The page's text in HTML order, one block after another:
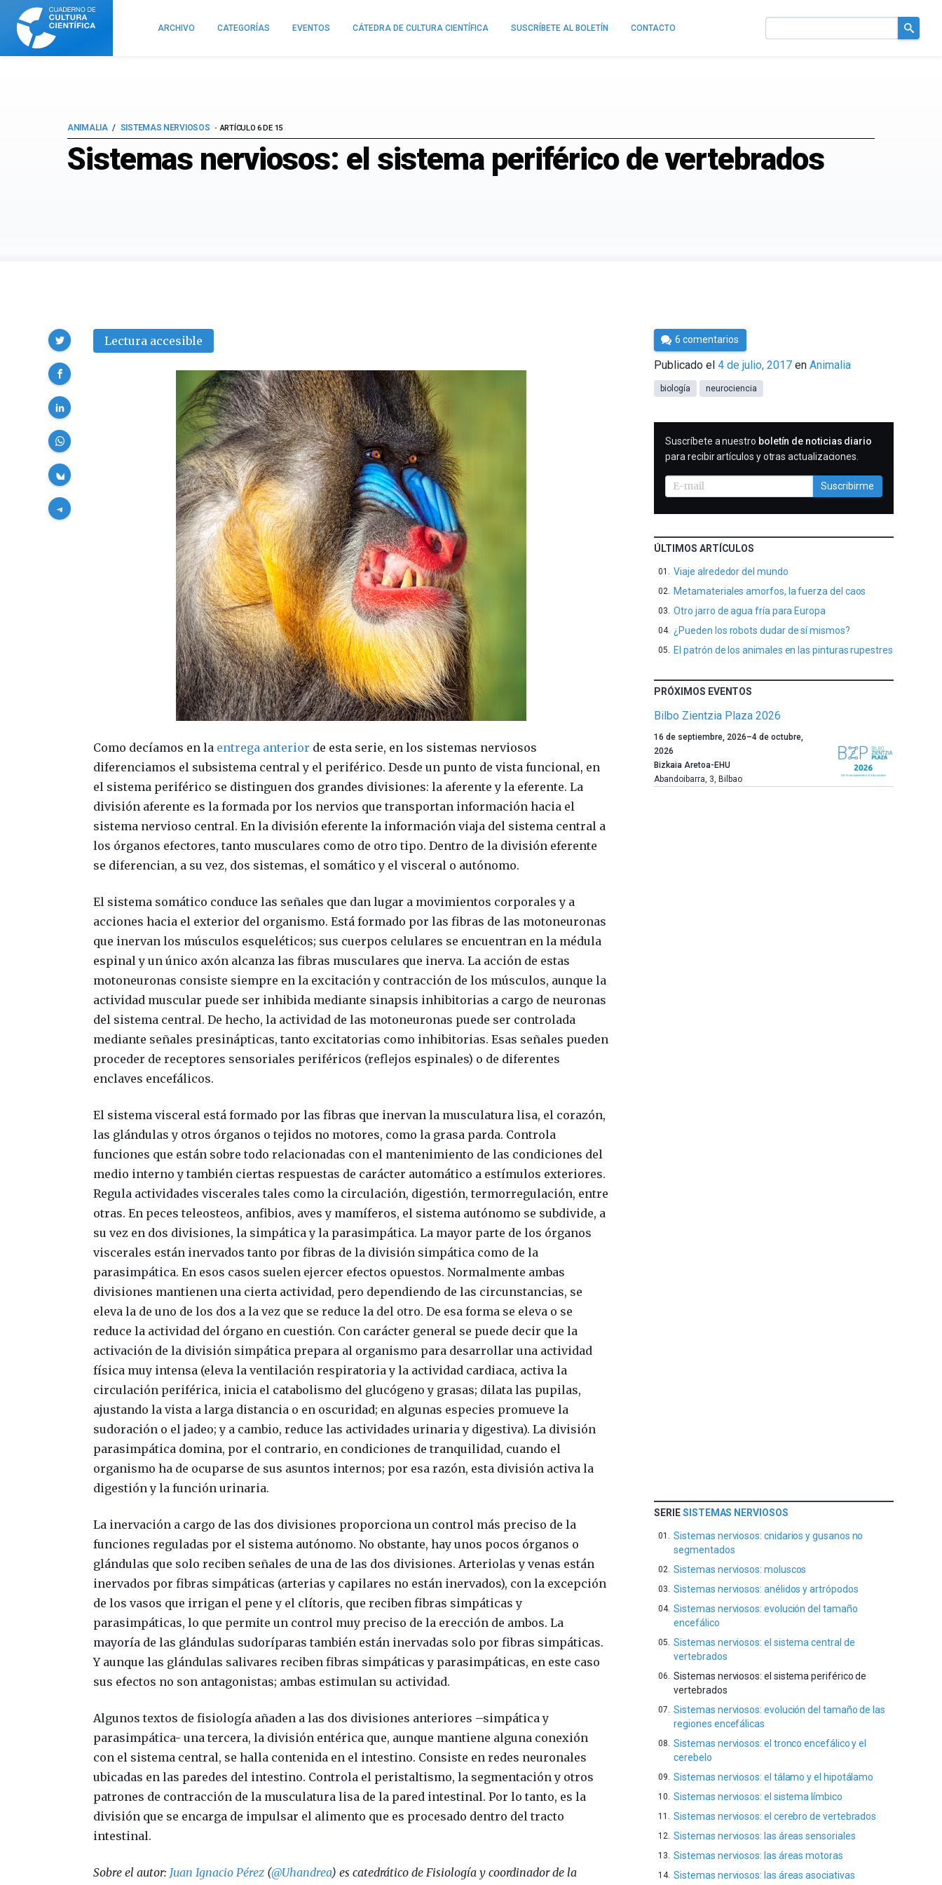
Cuaderno
Cultura
Científica
ARCHIVO CATEGORÍAS EVENTOS CÁTEDRA DE CULTURA CIENTÍFICA SUSCRÍBETE AL BOLETÍN CONTACTO
Sistemas nerviosos: el sistema periférico de vertebrados
ANIMALIA SISTEMAS NERVIOSOS ARTÍCULO 6 DE 15
Lectura accesible
Como decíamos en la entrega anterior de esta serie, en los sistemas nerviosos
diferenciamos el subsistema central y el periférico. Desde un punto de vista funcional, en
el sistema periférico se distinguen dos grandes divisiones: la aferente y la eferente. La
división aferente es la formada por los nervios que transportan información hacia el
sistema nervioso central. En la división eferente la información viaja del sistema central a
los órganos efectores, tanto musculares como de otro tipo. Dentro de la división eferente
se diferencian, a su vez, dos sistemas, el somático y el visceral o autónomo.
El sistema somático conduce las señales que dan lugar a movimientos corporales y a
acciones hacia el exterior del organismo. Está formado por las fibras de las motoneuronas
que inervan los músculos esqueléticos; sus cuerpos celulares se encuentran en la médula
espinal y un único axón alcanza las fibras musculares que inerva. La acción de estas
motoneuronas consiste siempre en la excitación y contracción de los músculos, aunque la
actividad muscular puede ser inhibida mediante sinapsis inhibitorias a cargo de neuronas
del sistema central. De hecho, la actividad de las motoneuronas puede ser controlada
mediante señales presinápticas, tanto excitatorias como inhibitorias. Esas señales pueden
proceder de receptores sensoriales periféricos (reflejos espinales) o de diferentes
enclaves encefálicos.
El sistema visceral está formado por las fibras que inervan la musculatura lisa, el corazón,
las glándulas y otros órganos o tejidos no motores, como la grasa parda. Controla
funciones que están sobre todo relacionadas con el mantenimiento de las condiciones del
medio interno y también ciertas respuestas de carácter automático a estímulos exteriores.
Regula actividades viscerales tales como la circulación, digestión, termorregulación, entre
otras. En peces teleosteos, anfibios, aves y mamíferos, el sistema autónomo se subdivide, a
su vez en dos divisiones, la simpática y la parasimpática. La mayor parte de los órganos
viscerales están inervados tanto por fibras de la división simpática como de la
parasimpática. En esos casos suelen ejercer efectos opuestos. Normalmente ambas
divisiones mantienen una cierta actividad, pero dependiendo de las circunstancias, se
eleva la de uno de los dos a la vez que se reduce la del otro. De esa forma se eleva o se
reduce la actividad del órgano en cuestión. Con carácter general se puede decir que la
activación de la división simpática prepara al organismo para desarrollar una actividad
física muy intensa (eleva la ventilación respiratoria y la actividad cardiaca, activa la
circulación periférica, inicia el catabolismo del glucógeno y grasas; dilata las pupilas,
ajustando la vista a larga distancia o en oscuridad; en algunas especies promueve la
sudoración o el jadeo; y a cambio, reduce las actividades urinaria y digestiva). La división
parasimpática domina, por el contrario, en condiciones de tranquilidad, cuando el
organismo ha de ocuparse de sus asuntos internos; por esa razón, esta división activa la
digestión y la función urinaria.
La inervación a cargo de las dos divisiones proporciona un control más preciso de la
funciones reguladas por el sistema autónomo. No obstante, hay unos pocos órganos o
glándulas que solo reciben señales de una de las dos divisiones. Arteriolas y venas están
inervados por fibras simpáticas (arterias y capilares no están inervados), con la excepción
de los vasos que irrigan el pene y el clítoris, que reciben fibras simpáticas y
parasimpáticas, lo que permite un control muy preciso de la erección de ambos. La
mayoría de las glándulas sudoríparas también están inervadas solo por fibras simpáticas.
Y aunque las glándulas salivares reciben fibras simpáticas y parasimpáticas, en este caso
sus efectos no son antagonistas; ambas estimulan su actividad.
Algunos textos de fisiología añaden a las dos divisiones anteriores –simpática y
parasimpática- una tercera, la división entérica que, aunque mantiene alguna conexión
con el sistema central, se halla contenida en el intestino. Consiste en redes neuronales
ubicadas en las paredes del intestino. Controla el peristaltismo, la segmentación y otros
patrones de contracción de la musculatura lisa de la pared intestinal. Por lo tanto, es la
división que se encarga de impulsar el alimento que es procesado dentro del tracto
intestinal.
Sobre el autor: Juan Ignacio Pérez (@Uhandrea) es catedrático de Fisiología y coordinador de la
Compartir
Por
César
Tomé
6 comentarios
Publicado el4 de julio, 2017 enAnimalia
biología neurociencia
SUSCRIBIRME
Suscríbete a nuestro boletín de noticias diario
para recibir artículos y otras actualizaciones.
Suscribirme
SERIESISTEMAS NERVIOSOS
Sistemas nerviosos: cnidarios y gusanos no
segmentados
Sistemas nerviosos: moluscos
Sistemas nerviosos: anélidos y artrópodos
Sistemas nerviosos: evolución del tamaño
encefálico
Sistemas nerviosos: el sistema central de
vertebrados
Sistemas nerviosos: el sistema periférico de
vertebrados
Sistemas nerviosos: evolución del tamaño de las
regiones encefálicas
Sistemas nerviosos: el tronco encefálico y el
cerebelo
Sistemas nerviosos: el tálamo y el hipotálamo
Sistemas nerviosos: el sistema límbico
Sistemas nerviosos: el cerebro de vertebrados
Sistemas nerviosos: las áreas sensoriales
Sistemas nerviosos: las áreas motoras
Sistemas nerviosos: las áreas asociativas
ÚLTIMOS ARTÍCULOS
Viaje alrededor del mundo
Metamateriales amorfos, la fuerza del caos
Otro jarro de agua fría para Europa
¿Pueden los robots dudar de sí mismos?
El patrón de los animales en las pinturas rupestres
PRÓXIMOS EVENTOS
Bilbo Zientzia Plaza 2026
Un
año
más,
Bilbao
16 de septiembre, 2026–4 de octubre,
2026
Bizkaia Aretoa-EHU
Abandoibarra, 3, Bilbao